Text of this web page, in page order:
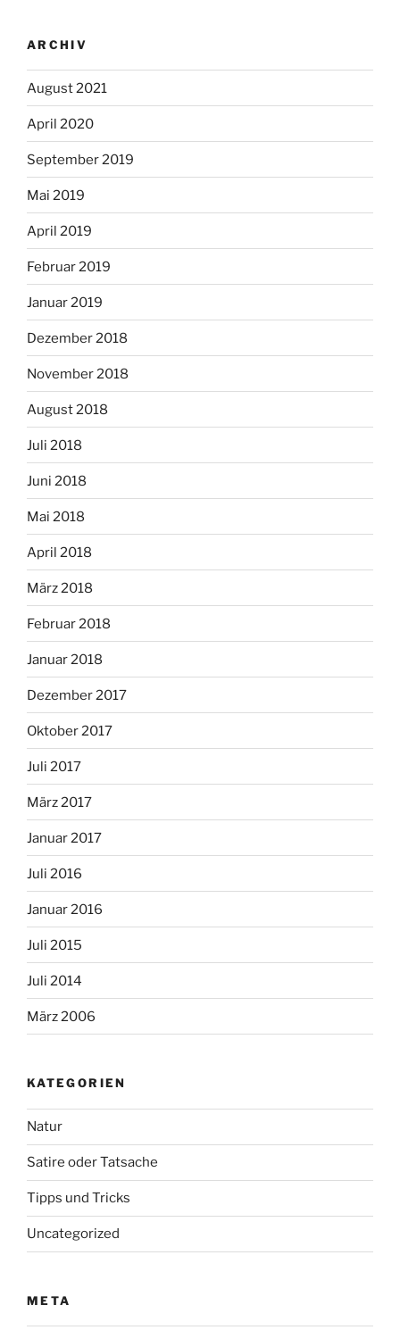
ARCHIV
August 2021
April 2020
September 2019
Mai 2019
April 2019
Februar 2019
Januar 2019
Dezember 2018
November 2018
August 2018
Juli 2018
Juni 2018
Mai 2018
April 2018
März 2018
Februar 2018
Januar 2018
Dezember 2017
Oktober 2017
Juli 2017
März 2017
Januar 2017
Juli 2016
Januar 2016
Juli 2015
Juli 2014
März 2006
KATEGORIEN
Natur
Satire oder Tatsache
Tipps und Tricks
Uncategorized
META